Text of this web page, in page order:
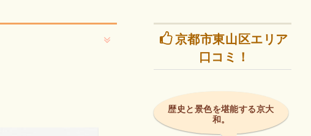
京都市東山区エリア
口コミ！
歴史と景色を堪能する京大
和。